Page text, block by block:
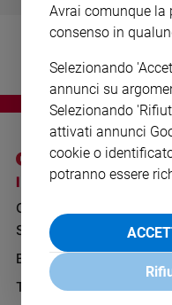
Ambiente
Volontariato
Diritti
Aziende
valore
Caso
settimana
Migranti
Diversità
e
I SITI SAN PAOLO
GRUPPO EDITORIALE
SAN PAOLO
BENESSERE
TELENOVA
Avrai comunque la
consenso in
Selezionando
annunci su
Selezionando
attivati annunci
cookie o
potranno essere